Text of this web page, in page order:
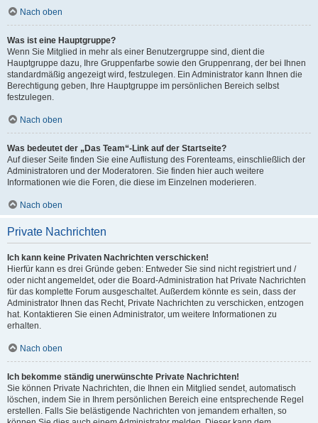
Nach oben
Was ist eine Hauptgruppe?
Wenn Sie Mitglied in mehr als einer Benutzergruppe sind, dient die
Hauptgruppe dazu, Ihre Gruppenfarbe sowie den Gruppenrang, der bei Ihnen
standardmäßig angezeigt wird, festzulegen. Ein Administrator kann Ihnen die
Berechtigung geben, Ihre Hauptgruppe im persönlichen Bereich selbst
festzulegen.
Nach oben
Was bedeutet der „Das Team“-Link auf der Startseite?
Auf dieser Seite finden Sie eine Auflistung des Forenteams, einschließlich der
Administratoren und der Moderatoren. Sie finden hier auch weitere
Informationen wie die Foren, die diese im Einzelnen moderieren.
Nach oben
Private Nachrichten
Ich kann keine Privaten Nachrichten verschicken!
Hierfür kann es drei Gründe geben: Entweder Sie sind nicht registriert und /
oder nicht angemeldet, oder die Board-Administration hat Private Nachrichten
für das komplette Forum ausgeschaltet. Außerdem könnte es sein, dass der
Administrator Ihnen das Recht, Private Nachrichten zu verschicken, entzogen
hat. Kontaktieren Sie einen Administrator, um weitere Informationen zu
erhalten.
Nach oben
Ich bekomme ständig unerwünschte Private Nachrichten!
Sie können Private Nachrichten, die Ihnen ein Mitglied sendet, automatisch
löschen, indem Sie in Ihrem persönlichen Bereich eine entsprechende Regel
erstellen. Falls Sie belästigende Nachrichten von jemandem erhalten, so